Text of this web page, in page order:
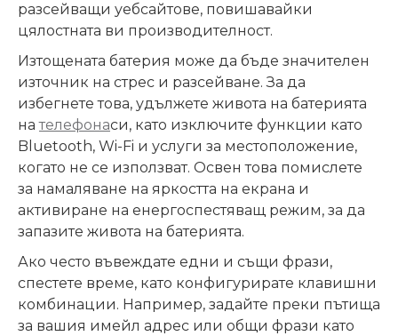
разсейващи уебсайтове, повишавайки
цялостната ви производителност.
Изтощената батерия може да бъде значителен
източник на стрес и разсейване. За да
избегнете това, удължете живота на батерията
нателефонаси, като изключите функции като
Bluetooth, Wi-Fi и услуги за местоположение,
когато не се използват. Освен това помислете
за намаляване на яркостта на екрана и
активиране на енергоспестяващ режим, за да
запазите живота на батерията.
Ако често въвеждате едни и същи фрази,
спестете време, като конфигурирате клавишни
комбинации. Например, задайте преки пътища
за вашия имейл адрес или общи фрази като